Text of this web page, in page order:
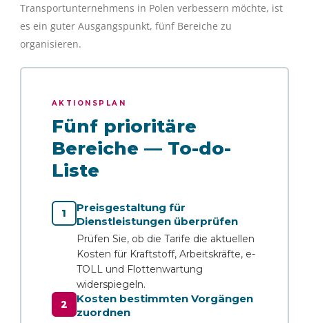
Transportunternehmens in Polen verbessern möchte, ist
es ein guter Ausgangspunkt, fünf Bereiche zu
organisieren.
AKTIONSPLAN
Fünf prioritäre
Bereiche — To-do-
Liste
1
Preisgestaltung für
Dienstleistungen überprüfen
Prüfen Sie, ob die Tarife die aktuellen
Kosten für Kraftstoff, Arbeitskräfte, e-
TOLL und Flottenwartung
widerspiegeln.
2
Kosten bestimmten Vorgängen
zuordnen